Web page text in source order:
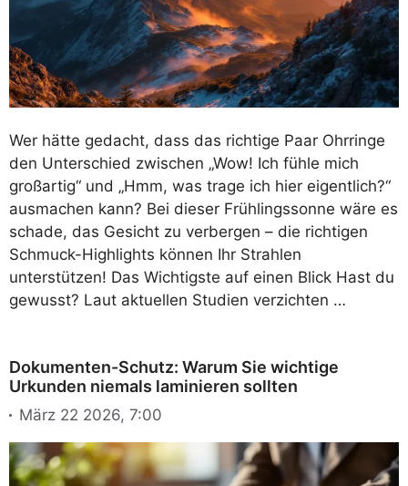
Wer hätte gedacht, dass das richtige Paar Ohrringe
den Unterschied zwischen „Wow! Ich fühle mich
großartig“ und „Hmm, was trage ich hier eigentlich?“
ausmachen kann? Bei dieser Frühlingssonne wäre es
schade, das Gesicht zu verbergen – die richtigen
Schmuck-Highlights können Ihr Strahlen
unterstützen! Das Wichtigste auf einen Blick Hast du
gewusst? Laut aktuellen Studien verzichten …
Dokumenten-Schutz: Warum Sie wichtige
Urkunden niemals laminieren sollten
März 22 2026, 7:00